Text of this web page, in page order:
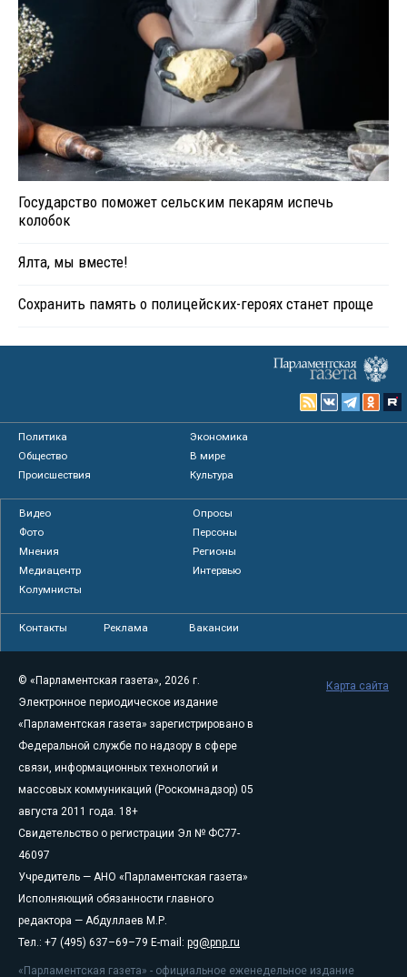
Государство поможет сельским пекарям испечь
колобок
Ялта, мы вместе!
Сохранить память о полицейских-героях станет проще
Политика
Экономика
Общество
В мире
Происшествия
Культура
Видео
Опросы
Фото
Персоны
Мнения
Регионы
Медиацентр
Интервью
Колумнисты
Контакты Реклама Вакансии
© «Парламентская газета», 2026 г.
Электронное периодическое издание
«Парламентская газета» зарегистрировано в
Федеральной службе по надзору в сфере
связи, информационных технологий и
массовых коммуникаций (Роскомнадзор) 05
августа 2011 года. 18+
Свидетельство о регистрации Эл № ФС77-
46097
Учредитель — АНО «Парламентская газета»
Исполняющий обязанности главного
редактора — Абдуллаев М.Р.
Тел.: +7 (495) 637–69–79 E-mail: pg@pnp.ru
«Парламентская газета» - официальное еженедельное издание
Карта сайта